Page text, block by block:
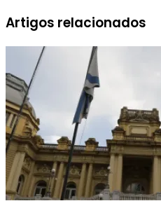
Artigos relacionados